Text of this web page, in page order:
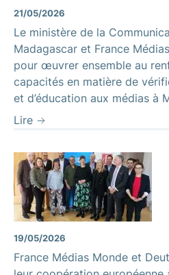
21/05/2026
Le ministère de la
Madagascar et France
pour œuvrer ensemble au
capacités en matière de
et d’éducation aux médias à
Lire
19/05/2026
France Médias Monde et